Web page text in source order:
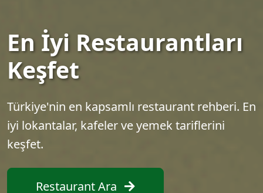
En İyi Restaurantları
Keşfet
Türkiye'nin en kapsamlı restaurant rehberi. En
iyi lokantalar, kafeler ve yemek tariflerini
keşfet.
Restaurant Ara